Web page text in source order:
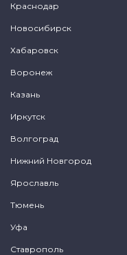
Краснодар
Новосибирск
Хабаровск
Воронеж
Казань
Иркутск
Волгоград
Нижний Новгород
Ярославль
Тюмень
Уфа
Ставрополь